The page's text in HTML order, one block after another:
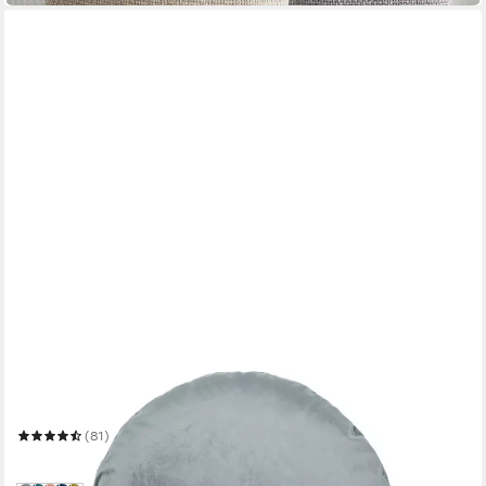
Kissenbezug Samt&Sonders
(81)
in 3-4 Werktagen bei dir